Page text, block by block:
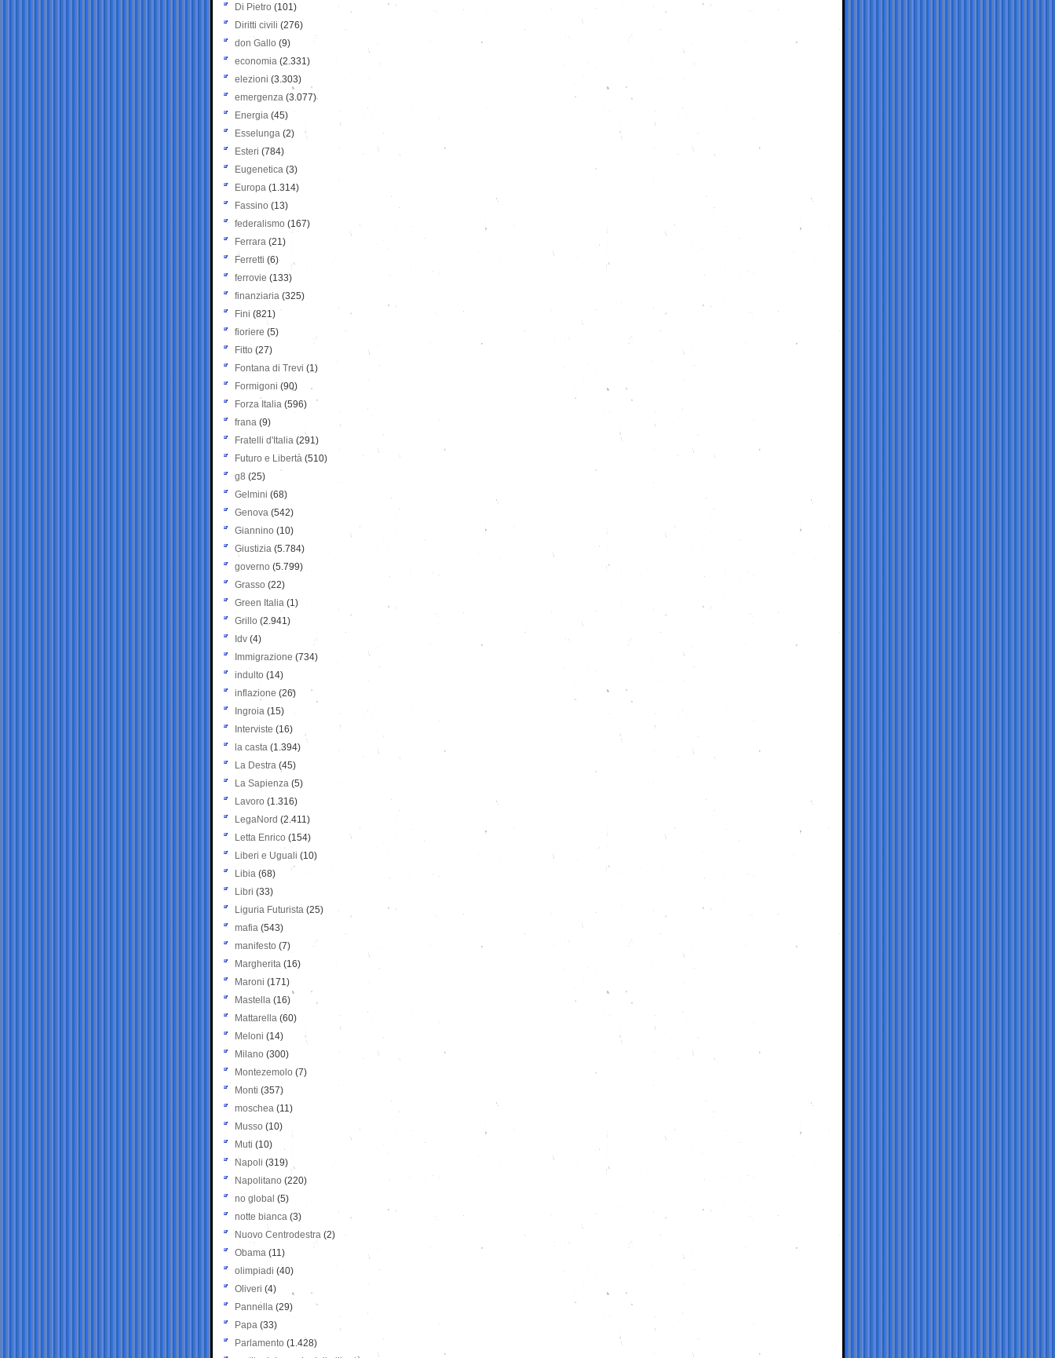
Di Pietro (101)
Diritti civili (276)
don Gallo (9)
economia (2.331)
elezioni (3.303)
emergenza (3.077)
Energia (45)
Esselunga (2)
Esteri (784)
Eugenetica (3)
Europa (1.314)
Fassino (13)
federalismo (167)
Ferrara (21)
Ferretti (6)
ferrovie (133)
finanziaria (325)
Fini (821)
fioriere (5)
Fitto (27)
Fontana di Trevi (1)
Formigoni (90)
Forza Italia (596)
frana (9)
Fratelli d'Italia (291)
Futuro e Libertà (510)
g8 (25)
Gelmini (68)
Genova (542)
Giannino (10)
Giustizia (5.784)
governo (5.799)
Grasso (22)
Green Italia (1)
Grillo (2.941)
Idv (4)
Immigrazione (734)
indulto (14)
inflazione (26)
Ingroia (15)
Interviste (16)
la casta (1.394)
La Destra (45)
La Sapienza (5)
Lavoro (1.316)
LegaNord (2.411)
Letta Enrico (154)
Liberi e Uguali (10)
Libia (68)
Libri (33)
Liguria Futurista (25)
mafia (543)
manifesto (7)
Margherita (16)
Maroni (171)
Mastella (16)
Mattarella (60)
Meloni (14)
Milano (300)
Montezemolo (7)
Monti (357)
moschea (11)
Musso (10)
Muti (10)
Napoli (319)
Napolitano (220)
no global (5)
notte bianca (3)
Nuovo Centrodestra (2)
Obama (11)
olimpiadi (40)
Oliveri (4)
Pannella (29)
Papa (33)
Parlamento (1.428)